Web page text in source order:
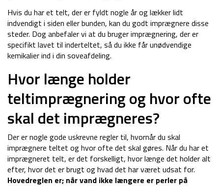
Hvis du har et telt, der er fyldt nogle år og lækker lidt
indvendigt i siden eller bunden, kan du godt imprægnere disse
steder. Dog anbefaler vi at du bruger imprægnering, der er
specifikt lavet til inderteltet, så du ikke får unødvendige
kemikalier ind i din soveafdeling.
Hvor længe holder
teltimprægnering og hvor ofte
skal det imprægneres?
Der er nogle gode uskrevne regler til, hvornår du skal
imprægnere teltet og hvor ofte det skal gøres. Når du har et
imprægneret telt, er det forskelligt, hvor længe det holder alt
efter, hvor det er brugt og hvad det har været udsat for.
Hovedreglen er; når vand ikke længere er perler på